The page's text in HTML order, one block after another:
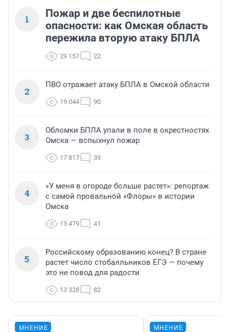
1
Пожар и две беспилотные
опасности: как Омская область
пережила вторую атаку БПЛА
29 157 22
2
ПВО отражает атаку БПЛА в Омской области
19 044 90
3
Обломки БПЛА упали в поле в окрестностях
Омска — вспыхнул пожар
17 817 39
4
«У меня в огороде больше растет»: репортаж
с самой провальной «Флоры» в истории
Омска
13 479 41
5
Российскому образованию конец? В стране
растет число стобалльников ЕГЭ — почему
это не повод для радости
13 328 82
МНЕНИЕ МНЕНИЕ